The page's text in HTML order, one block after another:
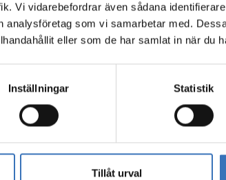
Vi vidarebefordrar även sådana
analysföretag som vi samarbetar med.
eller som de har samlat in när du
Inställningar Statistik
Tillåt urval